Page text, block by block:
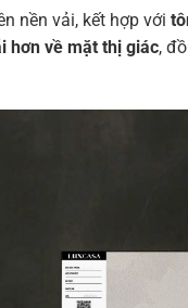
nền vải, kết hợp với
hơn về mặt thị giác,